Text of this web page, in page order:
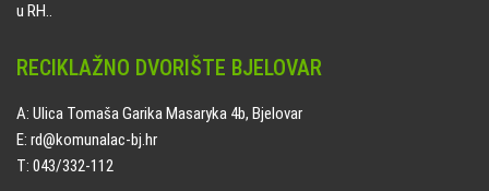
u RH..
RECIKLAŽNO DVORIŠTE BJELOVAR
A: Ulica Tomaša Garika Masaryka 4b, Bjelovar
E: rd@komunalac-bj.hr
T: 043/332-112